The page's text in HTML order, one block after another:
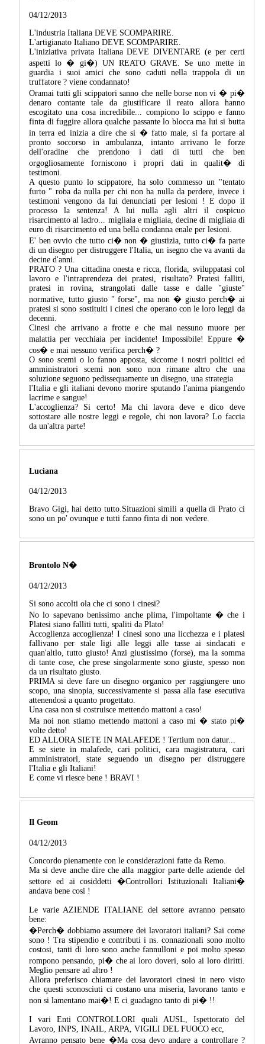
04/12/2013
L'industria Italiana DEVE SCOMPARIRE.
L'artigianato Italiano DEVE SCOMPARIRE.
L'iniziativa privata Italiana DEVE DIVENTARE (e per certi
aspetti lo � gi�) UN REATO GRAVE. Se uno mette in
guardia i suoi amici che sono caduti nella trappola di un
truffatore ? viene condannato!
Oramai tutti gli scippatori sanno che nelle borse non vi � pi�
denaro contante tale da giustificare il reato allora hanno
escogitato una cosa incredibile... compiono lo scippo e fanno
finta di fuggire allora qualche passante lo blocca ma lui si butta
in terra ed inizia a dire che si � fatto male, si fa portare al
pronto soccorso in ambulanza, intanto arrivano le forze
dell'oradine che prendono i dati di tutti che ben
orgogliosamente forniscono i propri dati in qualit� di
testimoni.
A questo punto lo scippatore, ha solo commesso un "tentato
furto " roba da nulla per chi non ha nulla da perdere, invece i
testimoni vengono da lui denunciati per lesioni ! E dopo il
processo la sentenza! A lui nulla agli altri il cospicuo
risarcimento al ladro... migliaia e migliaia, decine di migliaia di
euro di risarcimento ed una bella condanna enale per lesioni.
E' ben ovvio che tutto ci� non � giustizia, tutto ci� fa parte
di un disegno per distruggere l'Italia, un isegno che va avanti da
decine d'anni.
PRATO ? Una cittadina onesta e ricca, florida, sviluppatasi col
lavoro e l'intraprendeza dei pratesi, risultato? Pratesi falliti,
pratesi in rovina, strangolati dalle tasse e dalle "giuste"
normative, tutto giusto " forse", ma non � giusto perch� ai
pratesi si sono sostituiti i cinesi che operano con le loro leggi da
decenni.
Cinesi che arrivano a frotte e che mai nessuno muore per
malattia per vecchiaia per incidente! Impossibile! Eppure �
cos� e mai nessuno verifica perch� ?
O sono scemi o lo fanno apposta, siccome i nostri politici ed
amministratori scemi non sono non rimane altro che una
soluzione seguono pedissequamente un disegno, una strategia
l'Italia e gli italiani devono morire sputando l'anima piangendo
lacrime e sangue!
L'accoglienza? Si certo! Ma chi lavora deve e dico deve
sottostare alle nostre leggi e regole, chi non lavora? Lo faccia
da un'altra parte!
Luciana
04/12/2013
Bravo Gigi, hai detto tutto.Situazioni simili a quella di Prato ci
sono un po' ovunque e tutti fanno finta di non vedere.
Brontolo N�
04/12/2013
Si sono accolti ola che ci sono i cinesi?
No lo sapevano benissimo anche plima, l'impoltante � che i
Platesi siano falliti tutti, spaliti da Plato!
Accoglienza accoglienza! I cinesi sono una licchezza e i platesi
fallivano per stale ligi alle leggi alle tasse ai sindacati e
quan'altlo, tutto giusto! Anzi giustissimo (forse), ma la somma
di tante cose, che prese singolarmente sono giuste, spesso non
da un risultato giusto.
PRIMA si deve fare un disegno organico per raggiungere uno
scopo, una sinopia, successivamente si passa alla fase esecutiva
attenendosi a quanto progettato.
Una casa non si costruisce mettendo mattoni a caso!
Ma noi non stiamo mettendo mattoni a caso mi � stato pi�
volte detto!
ED ALLORA SIETE IN MALAFEDE ! Tertium non datur...
E se siete in malafede, cari politici, cara magistratura, cari
amministratori, state seguendo un disegno per distruggere
l'Italia e gli Italiani!
E come vi riesce bene ! BRAVI !
Il Geom
04/12/2013
Concordo pienamente con le considerazioni fatte da Remo.
Ma si deve anche dire che alla maggior parte delle aziende del
settore ed ai cosiddetti �Controllori Istituzionali Italiani�
andava bene cosi !
Le varie AZIENDE ITALIANE del settore avranno pensato
bene:
�Perch� dobbiamo assumere dei lavoratori italiani? Sai come
sono ! Tra stipendio e contributi i ns. connazionali sono molto
costosi, tanti di loro sono anche fannulloni e poi molto spesso
rompono pensando, pi� che ai loro doveri, solo ai loro diritti.
Meglio pensare ad altro !
Allora preferisco chiamare dei lavoratori cinesi in nero visto
che questi sconosciuti ci costano una miseria, lavorano tanto e
non si lamentano mai�! E ci guadagno tanto di pi� !!
I vari Enti CONTROLLORI quali AUSL, Ispettorato del
Lavoro, INPS, INAIL, ARPA, VIGILI DEL FUOCO ecc,
Avranno pensato bene �Ma cosa devo andare a controllare ?